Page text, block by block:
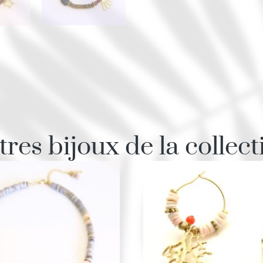
bijoux de la